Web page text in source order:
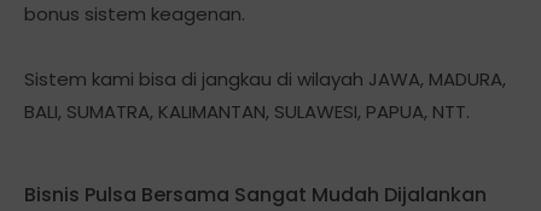
bonus sistem keagenan.
Sistem kami bisa di jangkau di wilayah JAWA, MADURA,
BALI, SUMATRA, KALIMANTAN, SULAWESI, PAPUA, NTT.
Bisnis Pulsa Bersama Sangat Mudah Dijalankan